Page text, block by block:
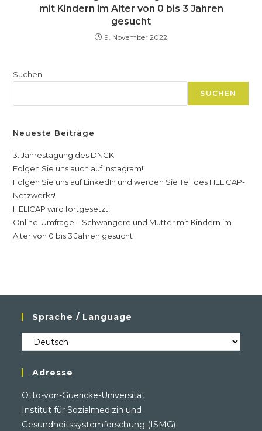
mit Kindern im Alter von 0 bis 3 Jahren
gesucht
9. November 2022
Suchen
SUCHEN
Neueste Beiträge
3. Jahrestagung des DNGK
Folgen Sie uns auch auf Instagram!
Folgen Sie uns auf LinkedIn und werden Sie Teil des HELICAP-
Netzwerks!
HELICAP wird fortgesetzt!
Online-Umfrage – Schwangere und Mütter mit Kindern im
Alter von 0 bis 3 Jahren gesucht
Sprache / Language
Sprache
/
Language
Adresse
Otto-von-Guericke-Universität
Institut für Sozialmedizin und
Gesundheitssystemforschung (ISMG)